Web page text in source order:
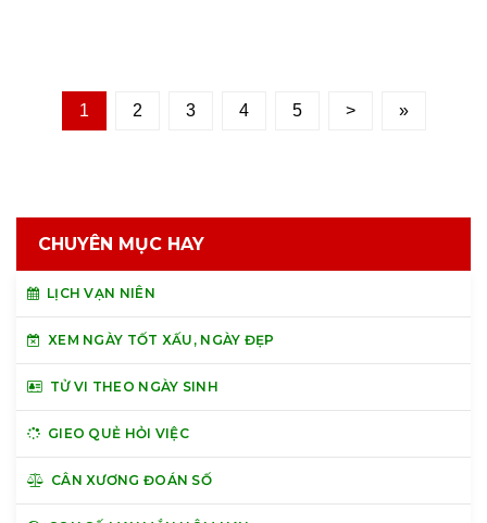
1 2 3 4 5 > »
CHUYÊN MỤC HAY
LỊCH VẠN NIÊN
XEM NGÀY TỐT XẤU, NGÀY ĐẸP
TỬ VI THEO NGÀY SINH
GIEO QUẺ HỎI VIỆC
CÂN XƯƠNG ĐOÁN SỐ